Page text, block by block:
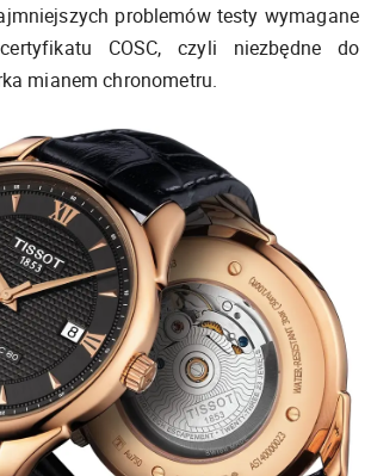
problemów testy wymagane
COSC, czyli niezbędne do
mianem chronometru.